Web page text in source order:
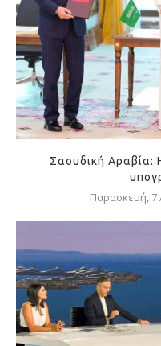
Σαουδική Αραβία:
Παρασκευή, 7